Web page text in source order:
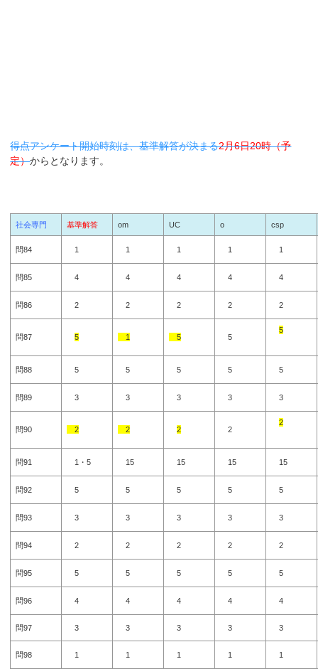
得点アンケート開始時刻は、基準解答が決まる2月6日20時（予
定）からとなります。
社会専門 基準解答 om UC o csp
問84 1 1 1 1 1
問85 4 4 4 4 4
問86 2 2 2 2 2
問87 5 1 5 5
5
問88 5 5 5 5 5
問89 3 3 3 3 3
問90 2 2 2 2
2
問91 1・5 15 15 15 15
問92 5 5 5 5 5
問93 3 3 3 3 3
問94 2 2 2 2 2
問95 5 5 5 5 5
問96 4 4 4 4 4
問97 3 3 3 3 3
問98 1 1 1 1 1